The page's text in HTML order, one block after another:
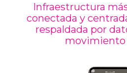
Infraestructura
conectada y
respaldada por
movimiento